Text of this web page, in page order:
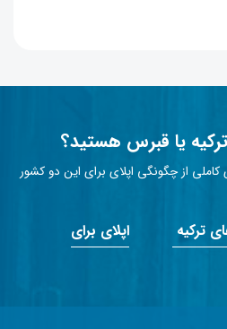
یا قبرس هستید؟
از چگونگی اپلای برای این دو کشور
ترکیه
اپلای برای